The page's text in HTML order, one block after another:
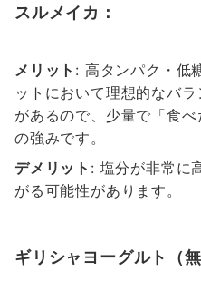
スルメイカ：
メリット : 高タンパク・低
ットにおいて理想的なバ
があるので、少量で「食
の強みです。
デメリット : 塩分が非常に
がる可能性があります。
ギリシャヨーグルト（無